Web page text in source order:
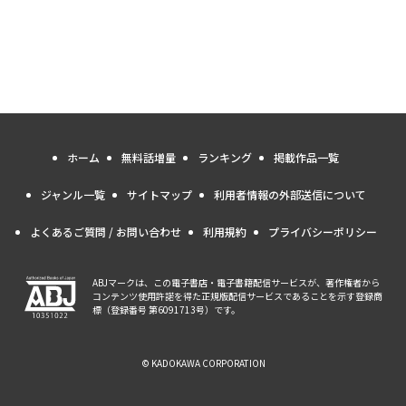
ホーム 無料話増量 ランキング 掲載作品一覧
ジャンル一覧 サイトマップ 利用者情報の外部送信について
よくあるご質問 / お問い合わせ 利用規約 プライバシーポリシー
ABJマークは、この電子書店・電子書籍配信サービスが、著作権者から
コンテンツ使用許諾を得た正規版配信サービスであることを示す登録商
標（登録番号 第6091713号）です。
© KADOKAWA CORPORATION